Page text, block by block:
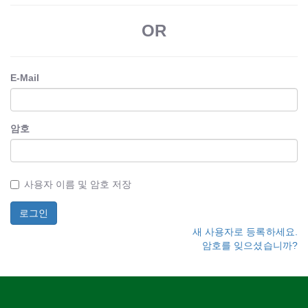
OR
E-Mail
암호
사용자 이름 및 암호 저장
새 사용자로 등록하세요.
암호를 잊으셨습니까?